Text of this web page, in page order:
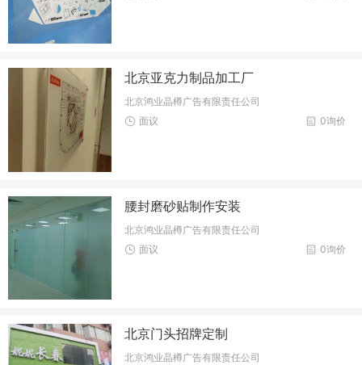
北京亚克力制品加工厂
北京鸿业晶樽广告有限责任公司
0询价
面议
腰封磨砂贴制作安装
北京鸿业晶樽广告有限责任公司
0询价
面议
北京门头招牌定制
北京鸿业晶樽广告有限责任公司